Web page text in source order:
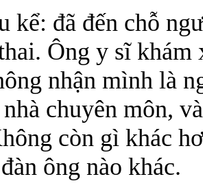
kể: đã đến chỗ
Ông y sĩ khám
nhận mình là
chuyên môn,
còn gì khác
ông nào khác.